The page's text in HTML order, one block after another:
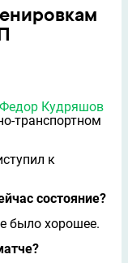
Федор Кудряшов
транспортном
к
состояние?
было хорошее.